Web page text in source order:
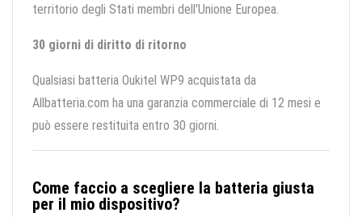
territorio degli Stati membri dell'Unione Europea.
30 giorni di diritto di ritorno
Qualsiasi batteria Oukitel WP9 acquistata da
Allbatteria.com ha una garanzia commerciale di 12 mesi e
può essere restituita entro 30 giorni.
Come faccio a scegliere la batteria giusta
per il mio dispositivo?